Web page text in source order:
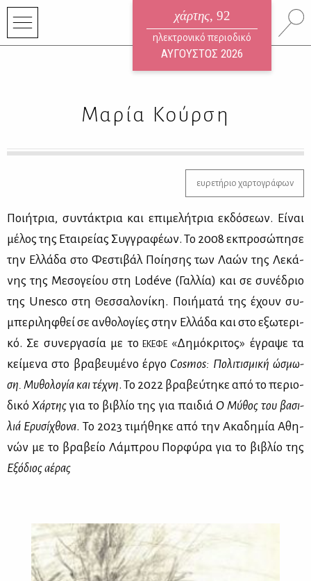
χάρτης, 92
ηλεκτρονικό περιοδικό
ΑΥΓΟΥΣΤΟΣ 2026
Μαρία Κούρση
ευρετήριο χαρτογράφων
Ποι­ή­τρια, συ­ντά­κτρια και επι­με­λή­τρια εκ­δό­σε­ων. Εί­ναι
μέ­λος της Εται­ρεί­ας Συγ­γρα­φέ­ων. Το 2008 εκ­προ­σώ­πη­σε
την Ελ­λά­δα στο Φε­στι­βάλ Ποί­η­σης των Λα­ών της Λε­κά­
νης της Με­σο­γεί­ου στη Lodéve (Γαλ­λία) και σε συ­νέ­δριο
της Unesco στη Θεσ­σα­λο­νί­κη. Ποι­ή­μα­τά της έχουν συ­
μπε­ρι­λη­φθεί σε αν­θο­λο­γί­ες στην Ελ­λά­δα και στο εξω­τε­ρι­
κό. Σε συ­νερ­γα­σία με το ΕΚΕ­ΦΕ«Δη­μό­κρι­τος» έγρα­ψε τα
κεί­με­να στο βρα­βευ­μέ­νο έρ­γο Cosmos: Πο­λι­τι­σμι­κή ώσμω­
ση. Μυ­θο­λο­γία και τέ­χνη. Το 2022 βρα­βεύ­τη­κε από το πε­ριο­
δι­κόΧάρ­τηςγια το βι­βλίο της για παι­διά Ο Μύ­θος του βα­σι­
λιά Ερυ­σί­χθο­να. Το 2023 τι­μή­θη­κε από την Ακα­δη­μία Αθη­
νών με το βρα­βείο Λά­μπρου Πορ­φύ­ρα για το βι­βλίο της
Εξό­διος aέ­ρας